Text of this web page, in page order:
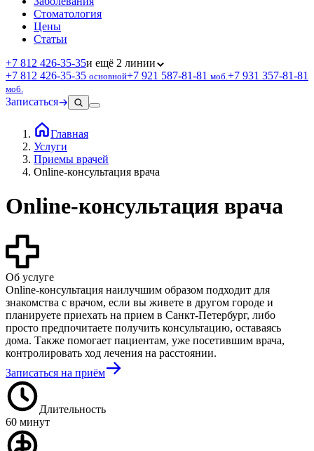
Стоматология
Цены
Статьи
+7 812 426‑35‑35и ещё 2 линии
+7 812 426‑35‑35 основной+7 921 587‑81‑81 моб. +7 931 357‑81‑81
моб.
Записаться
Главная
Услуги
Приемы врачей
Online-консультация врача
Online-консультация врача
Об услуге
Online-консультация наилучшим образом подходит для
знакомства с врачом, если вы живете в другом городе и
планируете приехать на прием в Санкт-Петербург, либо
просто предпочитаете получить консультацию, оставаясь
дома. Также помогает пациентам, уже посетившим врача,
контролировать ход лечения на расстоянии.
Записаться на приём
Длительность
60 минут